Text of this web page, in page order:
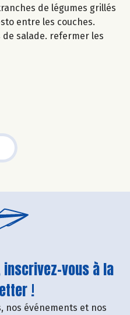
de légumes grillés
entre les couches.
salade. refermer les
vous à la
!
nos événements et nos